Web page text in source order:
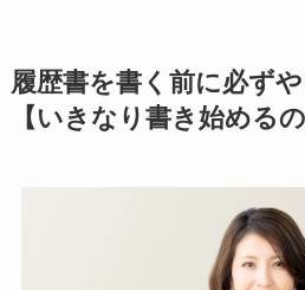
履歴書を書く前に必ず
【いきなり書き始めるの